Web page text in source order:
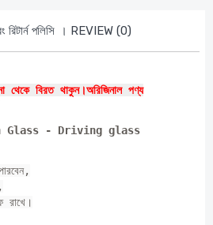
রিটার্ন পলিসি । REVIEW (0)
থেকে বিরত থাকুন।অরিজিনাল পণ্য
Glass - Driving glass
রাখে।